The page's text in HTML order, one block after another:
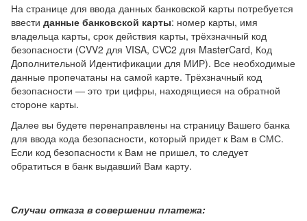
На странице для ввода данных банковской карты потребуется
ввести данные банковской карты: номер карты, имя
владельца карты, срок действия карты, трёхзначный код
безопасности (CVV2 для VISA, CVC2 для MasterCard, Код
Дополнительной Идентификации для МИР). Все необходимые
данные пропечатаны на самой карте. Трёхзначный код
безопасности — это три цифры, находящиеся на обратной
стороне карты.
Далее вы будете перенаправлены на страницу Вашего банка
для ввода кода безопасности, который придет к Вам в СМС.
Если код безопасности к Вам не пришел, то следует
обратиться в банк выдавший Вам карту.
Случаи отказа в совершении платежа: